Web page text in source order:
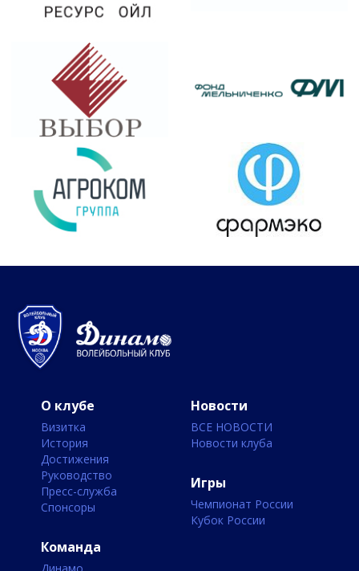
О клубе
Визитка
История
Достижения
Руководство
Пресс-служба
Спонсоры
Команда
Новости
ВСЕ НОВОСТИ
Новости клуба
Игры
Чемпионат России
Кубок России